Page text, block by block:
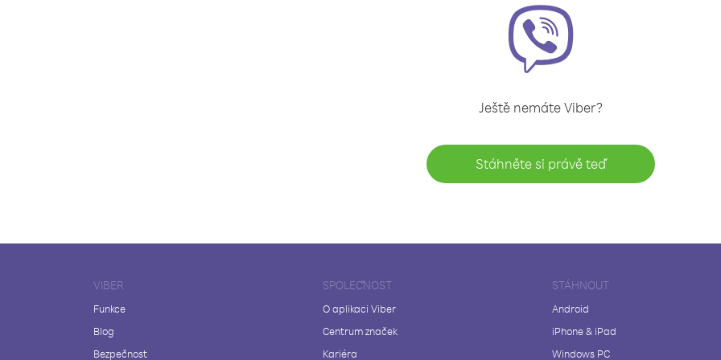
Ještě nemáte Viber?
Stáhněte si právě teď
VIBER
Funkce
Blog
Bezpečnost
SPOLEČNOST
O aplikaci Viber
Centrum značek
Kariéra
STÁHNOUT
Android
iPhone & iPad
Windows PC